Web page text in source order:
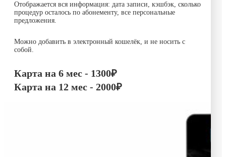
Отображается вся информация: дата записи, кэшбэк, сколько
процедур осталось по абонементу, все персональные
предложения.
Можно добавить в электронный кошелёк, и не носить с
собой.
Карта на 6 мес - 1300₽
Карта на 12 мес - 2000₽